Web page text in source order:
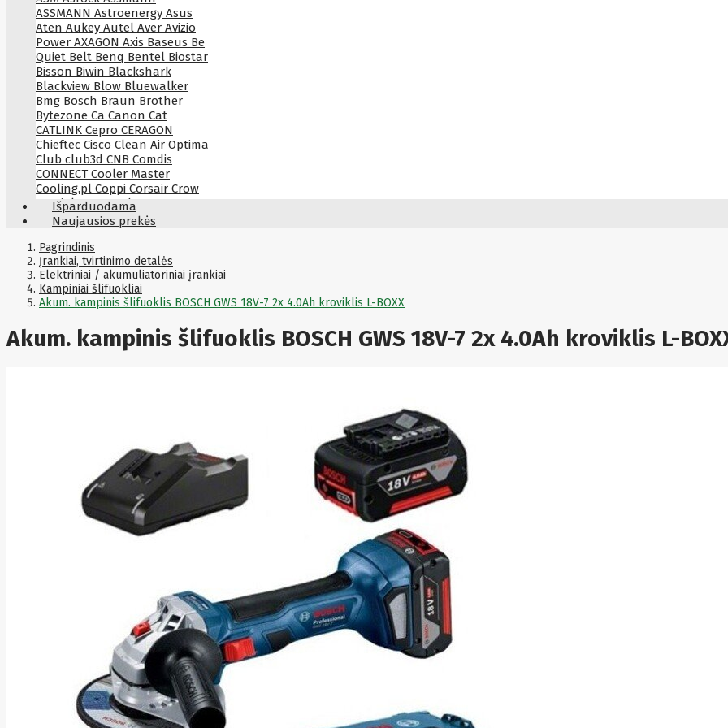
ASSMANN Astroenergy Asus
Aten Aukey Autel Aver Avizio
Power AXAGON Axis Baseus Be
Quiet Belt Benq Bentel Biostar
Bisson Biwin Blackshark
Blackview Blow Bluewalker
Bmg Bosch Braun Brother
Bytezone Ca Canon Cat
CATLINK Cepro CERAGON
Chieftec Cisco Clean Air Optima
Club club3d CNB Comdis
CONNECT Cooler Master
Cooling.pl Coppi Corsair Crow
CrucialCYBERCyberPower
CyberpowerD-linkDaewoo
Dahua DataCore
DefenderDell
DicotaDIGITALDigitusDji
DomoDouble ADreameDsc
DURABOOKDymoDynabook
EagleriseEatonEcoFlow
Electronic ArtsElement Elgato
EmuENDORFYEnergenie
FoxSecFractal
FujifilmFujitsu
G.skill
GainwardGarminGazer
GembirdGenWay
Getac
GigabyteGlobal Fire
EquipmentGn NetcomGolden
Google
Honor Choice
Huami
I-tecIbmIbox
Icy BoxIiyama
Infinix InimInner
Inno3DInnoVision
Insta360InsysIntegral
Memory PLCIntelIntellinet
IntensoIrwinJabraJackeryJbl
Išparduodama
Naujausios prekės
Pagrindinis
Įrankiai, tvirtinimo detalės
Elektriniai / akumuliatoriniai įrankiai
Kampiniai šlifuokliai
Akum. kampinis šlifuoklis BOSCH GWS 18V-7 2x 4.0Ah kroviklis L-BOXX
Akum. kampinis šlifuoklis BOSCH GWS 18V-7 2x 4.0Ah kroviklis L-